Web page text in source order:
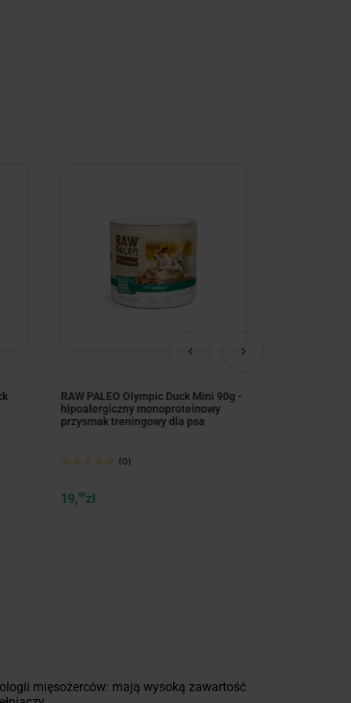
RAW PALEO Olympic Duck Mini 90g -
hipoalergiczny monoproteinowy
przysmak treningowy dla psa
(0)
19,99zł
mięsożerców: mają wysoką zawartość